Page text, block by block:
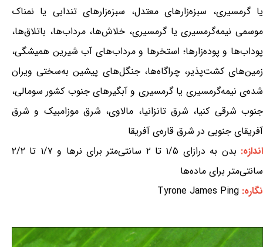
یا گرمسیری، سبزه‌زارهای معتدل، سبزه‌زارهای تندابی یا نمناک
موسمی نیمه‌گرمسیری یا گرمسیری، خلاش‌ها، مرداب‌ها، باتلاق‌ها،
پوداب‌ها و پوده‌زارها؛ استخرها و مرداب‌های آب شیرین همیشگی،
زمین‌های کشت‌پذیر، چراگاه‌ها، جنگل‌های پیشین به‌سختی ویران
شده‌ی نیمه‌گرمسیری یا گرمسیری و آبگیرهای جنوب کشور سومالی،
جنوب شرقی کنیا، شرق تانزانیا، مالاوی، شرق موزامبیک و شرق
آفریقای جنوبی در شرق قاره‌ی آفریقا
اندازه:
بدن به درازای ۱/۵ تا ۲ سانتی‌متر برای نرها و ۱/۷ تا ۲/۲
سانتی‌متر برای ماده‌ها
نگاره: Tyrone James Ping